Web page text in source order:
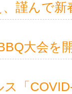
謹んで
大会を
「